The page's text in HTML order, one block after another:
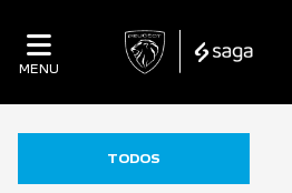
MENU
TODOS